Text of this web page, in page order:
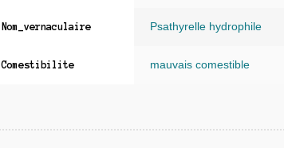
Nom_vernaculaire Psathyrelle hydrophile
Comestibilite mauvais comestible